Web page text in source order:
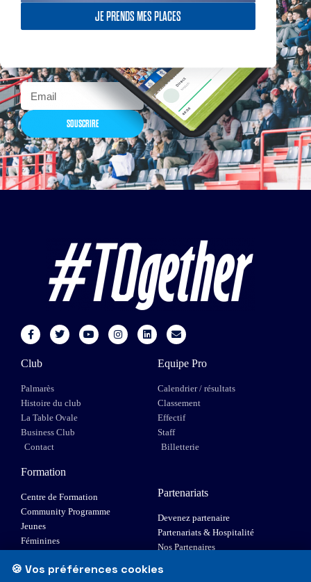
JE PRENDS MES PLACES
Actualités, nouveautés,
billetterie, remises
exceptionnelles dans la
SOUSCRIRE
Club
Palmarès
Histoire du club
La Table Ovale
Business Club
Contact
Equipe Pro
Calendrier / résultats
Classement
Effectif
Staff
Billetterie
Formation
Centre de Formation
Community Programme
Jeunes
Féminines
Elite 1
Partenariats
Devenez partenaire
Partenariats & Hospitalité
Nos Partenaires
🍪 Vos préférences cookies